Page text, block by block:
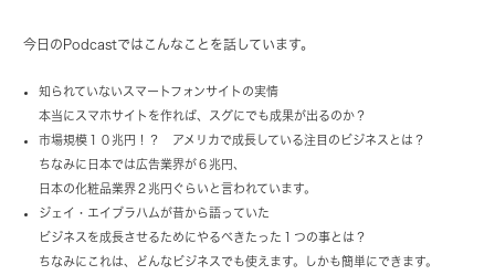
今日のPodcastではこんなことを話しています。
知られていないスマートフォンサイトの実情
本当にスマホサイトを作れば、スグにでも成果が出るのか？
市場規模１０兆円！？ アメリカで成長している注目のビジネスとは？
ちなみに日本では広告業界が６兆円、
日本の化粧品業界２兆円ぐらいと言われています。
ジェイ・エイブラハムが昔から語っていた
ビジネスを成長させるためにやるべきたった１つの事とは？
ちなみにこれは、どんなビジネスでも使えます。しかも簡単にできます。